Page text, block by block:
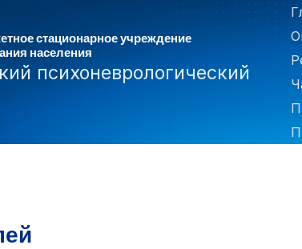
стационарное учреждение
населения
психоневрологический